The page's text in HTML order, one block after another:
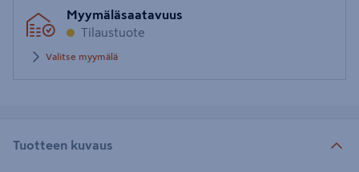
postinumero
Myymäläsaatavuus
Tilaustuote
Valitse myymälä
Tuotteen kuvaus